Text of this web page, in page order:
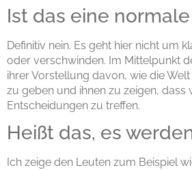
Ist das eine
Definitiv nein. Es geht hier nicht um
oder verschwinden. Im Mittelpunkt
ihrer Vorstellung davon, wie die
zu geben und ihnen zu zeigen,
Entscheidungen zu treffen.
Heißt das, es
Ich zeige den Leuten zum Beispiel